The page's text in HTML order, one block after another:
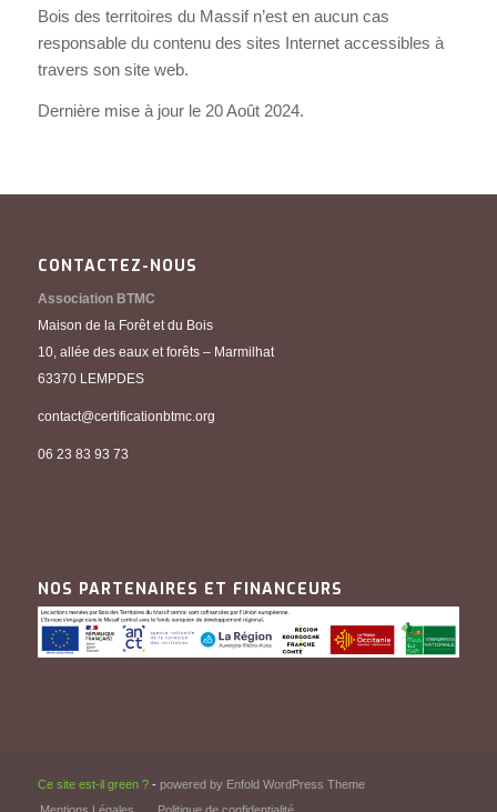
Bois des territoires du Massif n’est en aucun cas
responsable du contenu des sites Internet accessibles à
travers son site web.
Dernière mise à jour le 20 Août 2024.
CONTACTEZ-NOUS
Association BTMC
Maison de la Forêt et du Bois
10, allée des eaux et forêts – Marmilhat
63370 LEMPDES
contact@certificationbtmc.org
06 23 83 93 73
NOS PARTENAIRES ET FINANCEURS
Ce site est-il green ?- powered by Enfold WordPress Theme